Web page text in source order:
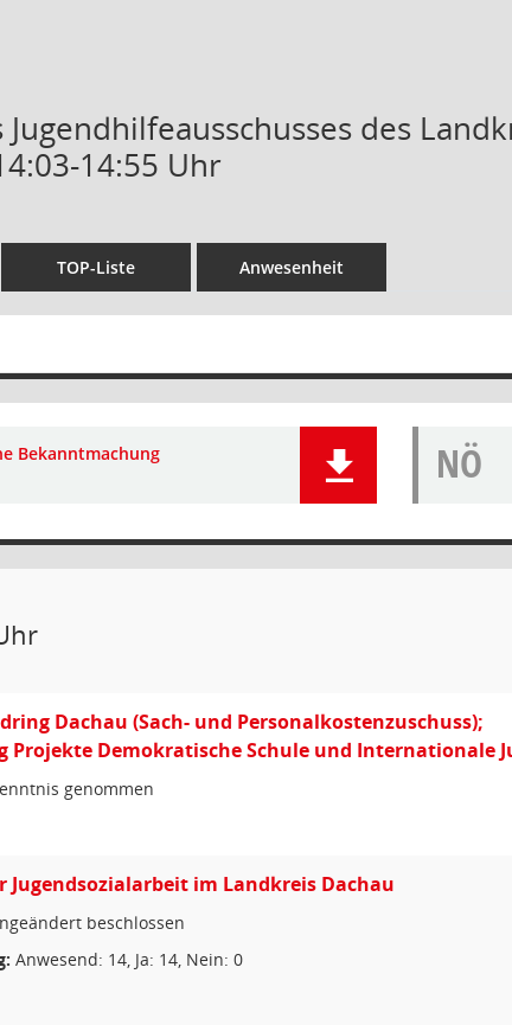
Jugendhilfeausschusses des
14:55 Uhr
TOP-Liste Anwesenheit
Bekanntmachung NÖ
Dachau (Sach- und Personalkostenzuschuss);
Projekte Demokratische Schule und Internationale
genommen
Jugendsozialarbeit im Landkreis Dachau
beschlossen
Anwesend: 14, Ja: 14, Nein: 0